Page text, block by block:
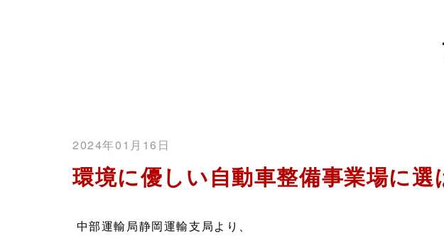
2024年01月16日
環境に優しい自動車整備事業場に
中部運輸局静岡運輸支局より、